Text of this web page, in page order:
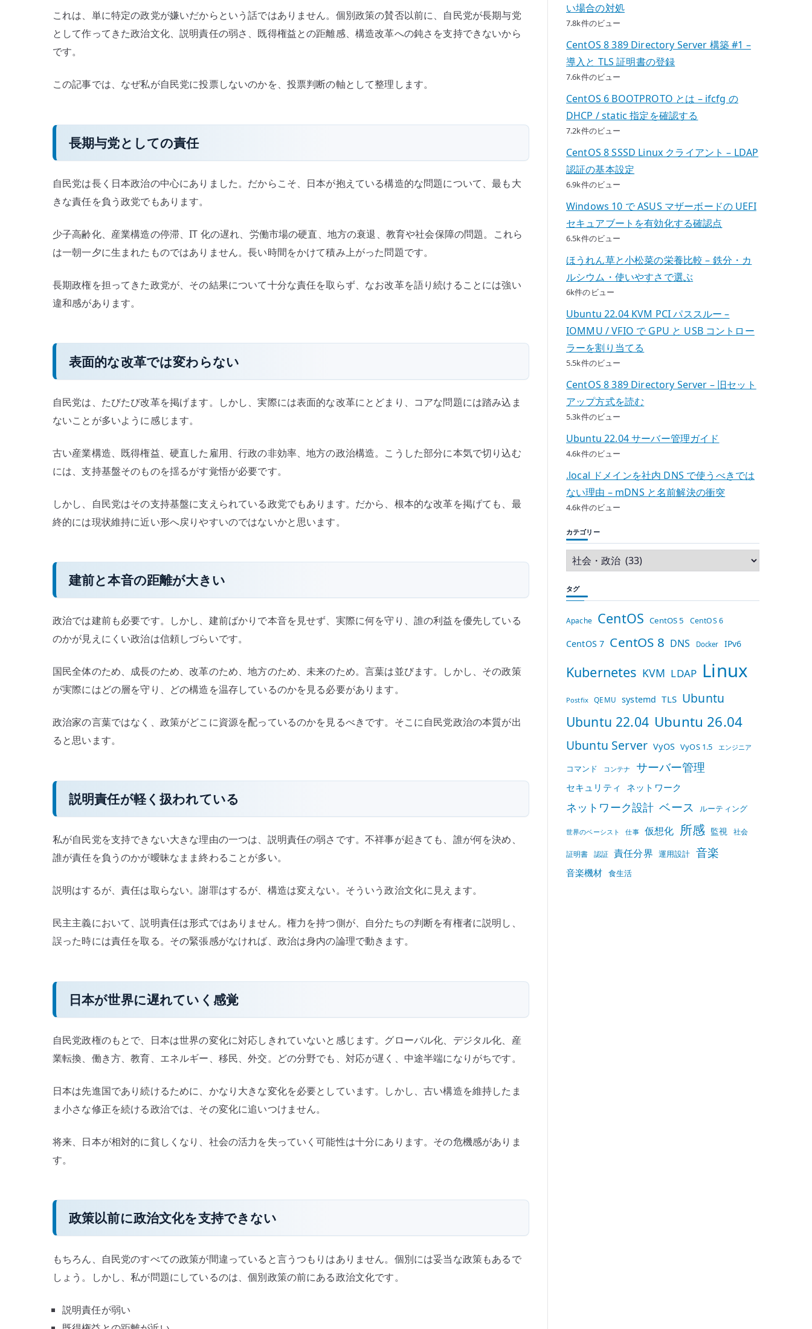
策
以
前
政
化
支
持
き
い
へ
これは、単に特定の政党が嫌いだからという話ではありません。個別政策の賛否以前に、自民党が長期与党
として作ってきた政治文化、説明責任の弱さ、既得権益との距離感、構造改革への鈍さを支持できないから
です。
この記事では、なぜ私が自民党に投票しないのかを、投票判断の軸として整理します。
長期与党としての責任
自民党は長く日本政治の中心にありました。だからこそ、日本が抱えている構造的な問題について、最も大
きな責任を負う政党でもあります。
少子高齢化、産業構造の停滞、IT 化の遅れ、労働市場の硬直、地方の衰退、教育や社会保障の問題。これら
は一朝一夕に生まれたものではありません。長い時間をかけて積み上がった問題です。
長期政権を担ってきた政党が、その結果について十分な責任を取らず、なお改革を語り続けることには強い
違和感があります。
表面的な改革では変わらない
自民党は、たびたび改革を掲げます。しかし、実際には表面的な改革にとどまり、コアな問題には踏み込ま
ないことが多いように感じます。
古い産業構造、既得権益、硬直した雇用、行政の非効率、地方の政治構造。こうした部分に本気で切り込む
には、支持基盤そのものを揺るがす覚悟が必要です。
しかし、自民党はその支持基盤に支えられている政党でもあります。だから、根本的な改革を掲げても、最
終的には現状維持に近い形へ戻りやすいのではないかと思います。
建前と本音の距離が大きい
政治では建前も必要です。しかし、建前ばかりで本音を見せず、実際に何を守り、誰の利益を優先している
のかが見えにくい政治は信頼しづらいです。
国民全体のため、成長のため、改革のため、地方のため、未来のため。言葉は並びます。しかし、その政策
が実際にはどの層を守り、どの構造を温存しているのかを見る必要があります。
政治家の言葉ではなく、政策がどこに資源を配っているのかを見るべきです。そこに自民党政治の本質が出
ると思います。
説明責任が軽く扱われている
私が自民党を支持できない大きな理由の一つは、説明責任の弱さです。不祥事が起きても、誰が何を決め、
誰が責任を負うのかが曖昧なまま終わることが多い。
説明はするが、責任は取らない。謝罪はするが、構造は変えない。そういう政治文化に見えます。
民主主義において、説明責任は形式ではありません。権力を持つ側が、自分たちの判断を有権者に説明し、
誤った時には責任を取る。その緊張感がなければ、政治は身内の論理で動きます。
日本が世界に遅れていく感覚
自民党政権のもとで、日本は世界の変化に対応しきれていないと感じます。グローバル化、デジタル化、産
業転換、働き方、教育、エネルギー、移民、外交。どの分野でも、対応が遅く、中途半端になりがちです。
日本は先進国であり続けるために、かなり大きな変化を必要としています。しかし、古い構造を維持したま
ま小さな修正を続ける政治では、その変化に追いつけません。
将来、日本が相対的に貧しくなり、社会の活力を失っていく可能性は十分にあります。その危機感がありま
す。
政策以前に政治文化を支持できない
もちろん、自民党のすべての政策が間違っていると言うつもりはありません。個別には妥当な政策もあるで
しょう。しかし、私が問題にしているのは、個別政策の前にある政治文化です。
説明責任が弱い
い場合の対処
7.8k件のビュー
CentOS 8 389 Directory Server 構築 #1 –
導入と TLS 証明書の登録
7.6k件のビュー
CentOS 6 BOOTPROTO とは – ifcfg の
DHCP / static 指定を確認する
7.2k件のビュー
CentOS 8 SSSD Linux クライアント – LDAP
認証の基本設定
6.9k件のビュー
Windows 10 で ASUS マザーボードの UEFI
セキュアブートを有効化する確認点
6.5k件のビュー
ほうれん草と小松菜の栄養比較 – 鉄分・カ
ルシウム・使いやすさで選ぶ
6k件のビュー
Ubuntu 22.04 KVM PCI パススルー –
IOMMU / VFIO で GPU と USB コントロー
ラーを割り当てる
5.5k件のビュー
CentOS 8 389 Directory Server – 旧セット
アップ方式を読む
5.3k件のビュー
Ubuntu 22.04 サーバー管理ガイド
4.6k件のビュー
.local ドメインを社内 DNS で使うべきでは
ない理由 – mDNS と名前解決の衝突
4.6k件のビュー
カテゴリー
タグ
Apache CentOS CentOS 5 CentOS 6
CentOS 7 CentOS 8 DNS Docker IPv6
Kubernetes KVM LDAP Linux
Postfix QEMU systemd TLS Ubuntu
Ubuntu 22.04 Ubuntu 26.04
Ubuntu Server VyOS VyOS 1.5 エンジニア
コマンド コンテナ サーバー管理
セキュリティ ネットワーク
ネットワーク設計 ベース ルーティング
世界のベーシスト 仕事 仮想化 所感 監視 社会
証明書 認証 責任分界 運用設計 音楽
音楽機材 食生活